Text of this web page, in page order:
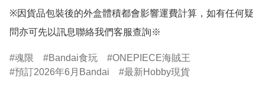
※因貨品包裝後的外盒體積都會影響運費計算，如有任何疑
問亦可先以訊息聯絡我們客服查詢※
魂限 Bandai食玩
ONEPIECE海賊王
預訂2026年6月Bandai
最新Hobby現貨